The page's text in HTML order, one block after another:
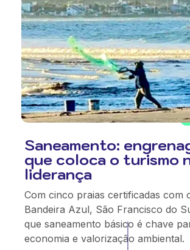
Saneamento:
que coloca o turismo
liderança
Com cinco praias certificadas com
Bandeira Azul, São Francisco do
que saneamento básico é chave
economia e valorização ambiental.